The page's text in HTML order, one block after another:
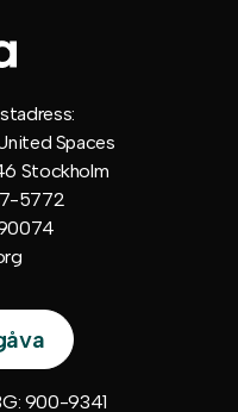
Spaces
Stockholm
5772
900-9341